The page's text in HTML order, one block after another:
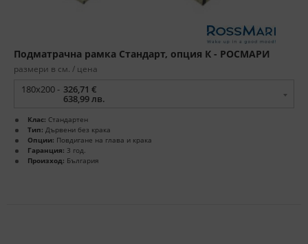
Подматрачна рамка Стандарт, опция К - РОСМАРИ
размери в см. / цена
180x200 - 326,71 €
638,99 лв.
Клас: Стандартен
Тип: Дървени без крака
Опции: Повдигане на глава и крака
Гаранция: 3 год.
Произход: България